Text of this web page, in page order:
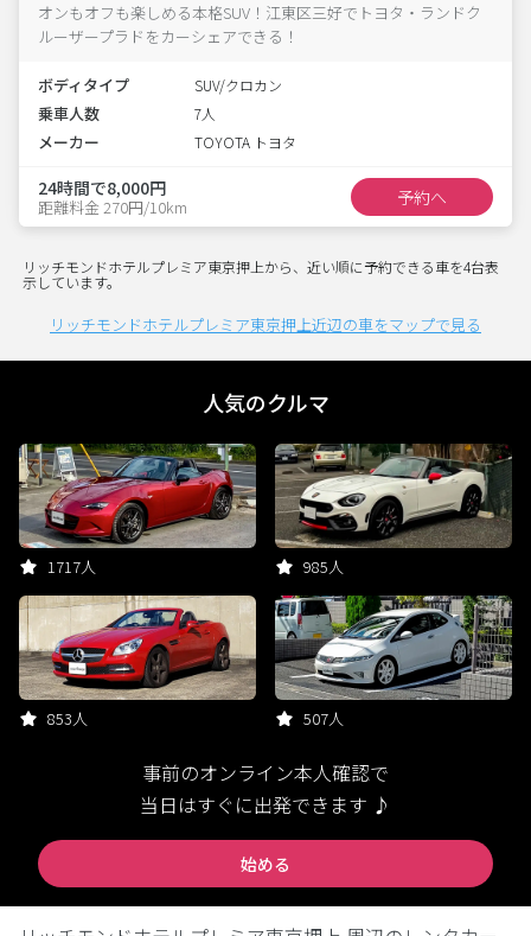
オンもオフも楽しめる本格SUV！江東区三好でトヨタ・ランドク
ルーザープラドをカーシェアできる！
ボディタイプ SUV/クロカン
乗車人数 7人
メーカー TOYOTA トヨタ
24時間で8,000円
距離料金 270円/10km 予約へ
リッチモンドホテルプレミア東京押上から、近い順に予約できる車を4台表
示しています。
リッチモンドホテルプレミア東京押上近辺の車をマップで見る
人気のクルマ
1717人 985人
853人 507人
事前のオンライン本人確認で
当日はすぐに出発できます ♪
始める